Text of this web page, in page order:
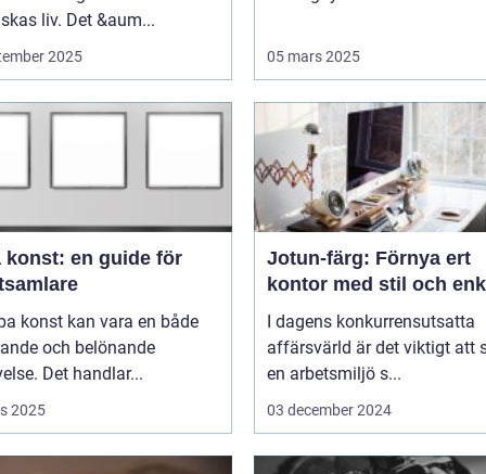
liv. Det &aum...
2025 05 mars 2025
konst: en guide för
konst kan vara en både
och belönande
Det handlar...
2025
Jotun-färg: Förnya ert
kontor med stil och
I dagens konkurrensutsatta
affärsvärld är det viktigt att
en arbetsmiljö s...
03 december 2024